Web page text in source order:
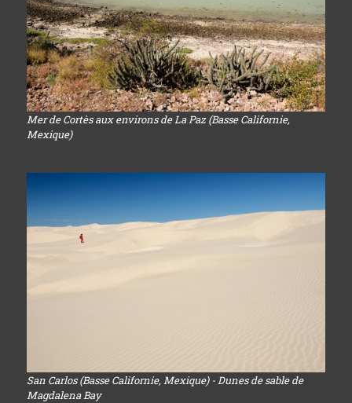
Mer de Cortès aux environs de La Paz (Basse Californie,
Mexique)
San Carlos (Basse Californie, Mexique) - Dunes de sable de
Magdalena Bay